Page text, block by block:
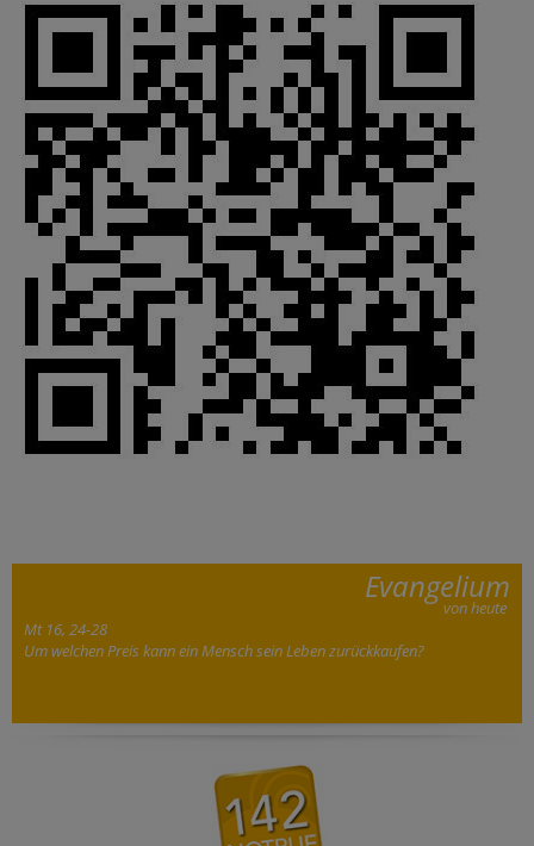
Evangelium
von heute
Mt 16, 24-28
Um welchen Preis kann ein Mensch sein Leben zurückkaufen?